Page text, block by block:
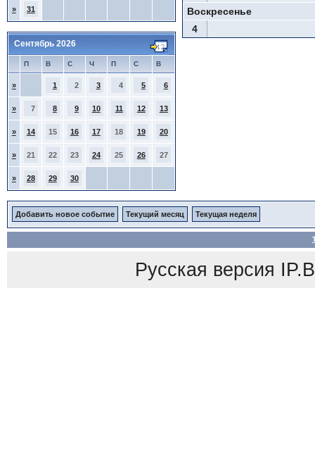
» 31
Сентябрь 2026
П В С Ч П С В
» 1 2 3 4 5 6
» 7 8 9 10 11 12 13
» 14 15 16 17 18 19 20
» 21 22 23 24 25 26 27
» 28 29 30
Воскресенье
4
Добавить новое событие Текущий месяц Текущая неделя
Русская версия